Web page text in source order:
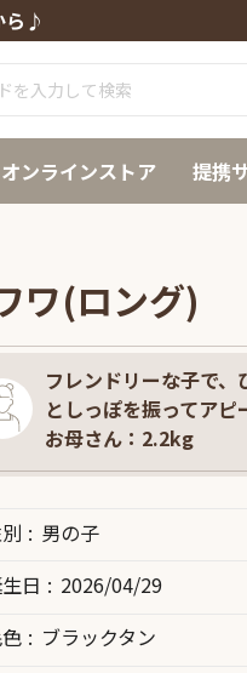
ら♪
オンラインストア 提携
ワ(ロング)
フレンドリーな子で
としっぽを振ってア
お母さん：2.2kg
男の子
日
2026/04/29
ブラックタン